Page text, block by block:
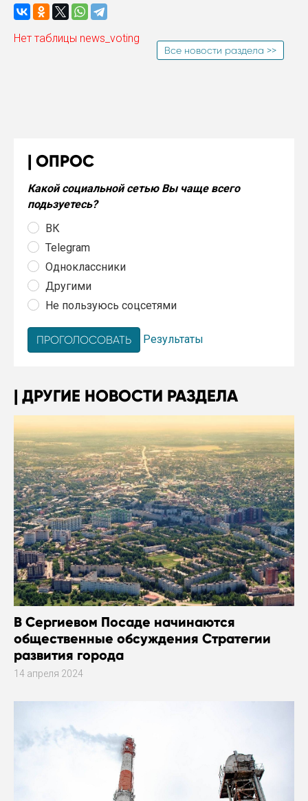
Нет таблицы news_voting
Все новости раздела >>
ОПРОС
Какой социальной сетью Вы чаще всего
подьзуетесь?
ВК
Telegram
Одноклассники
Другими
Не пользуюсь соцсетями
Результаты
ДРУГИЕ НОВОСТИ РАЗДЕЛА
В Сергиевом Посаде начинаются
общественные обсуждения Стратегии
развития города
14 апреля 2024